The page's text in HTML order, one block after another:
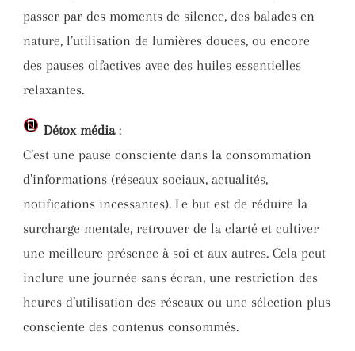
passer par des moments de silence, des balades en
nature, l’utilisation de lumières douces, ou encore
des pauses olfactives avec des huiles essentielles
relaxantes.
Détox média:
C’est une pause consciente dans la consommation
d’informations (réseaux sociaux, actualités,
notifications incessantes). Le but est de réduire la
surcharge mentale, retrouver de la clarté et cultiver
une meilleure présence à soi et aux autres. Cela peut
inclure une journée sans écran, une restriction des
heures d’utilisation des réseaux ou une sélection plus
consciente des contenus consommés.